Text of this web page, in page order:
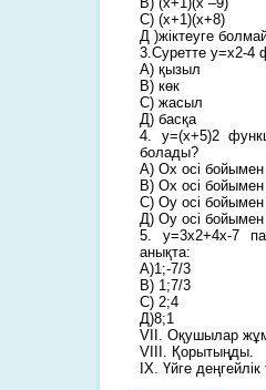
С) (х+1)(х+8)
Д )жіктеуге
3.Суретте y=x2-4
А) қызыл
В) көк
С) жасыл
Д) басқа
4. y=(x+5)2
болады?
А) Ох осі бойымен
В) Ох осі бойымен
С) Оу осі бойымен
Д) Оу осі
5. y=3x2+4х-7
анықта:
А)1;-7/3
В) 1;7/3
С) 2;4
Д)8;1
VII. Оқушылар
VIII. Қорытыңды.
IX. Үйге